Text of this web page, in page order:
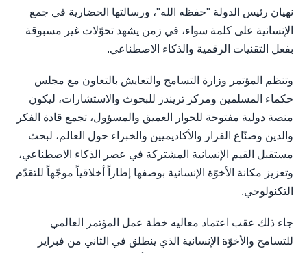
نهيان رئيس الدولة "حفظه الله"، ورسالتها الحضارية في جمع
الإنسانية على كلمة سواء، في زمن يشهد تحوّلات غير مسبوقة
بفعل التقنيات الرقمية والذكاء الاصطناعي.
وتنظم المؤتمر وزارة التسامح والتعايش بالتعاون مع مجلس
حكماء المسلمين ومركز تريندز للبحوث والاستشارات، ليكون
منصة دولية مفتوحة للحوار العميق والمسؤول، تجمع قادة الفكر
والدين وصنّاع القرار والأكاديميين والخبراء حول العالم، لبحث
مستقبل القيم الإنسانية المشتركة في عصر الذكاء الاصطناعي،
وتعزيز مكانة الأخوّة الإنسانية بوصفها إطاراً أخلاقياً موجّهاً للتقدّم
التكنولوجي.
جاء ذلك عقب اعتماد معاليه خطة عمل المؤتمر العالمي
للتسامح والأخوّة الإنسانية الذي ينطلق في الثاني من فبراير